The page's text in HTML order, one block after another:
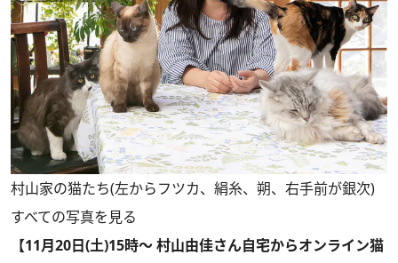
村山家の猫たち(左からフツカ、絹糸、朔、右手前が銀次)
すべての写真を見る
【11月20日(土)15時～ 村山由佳さん自宅からオンライン猫